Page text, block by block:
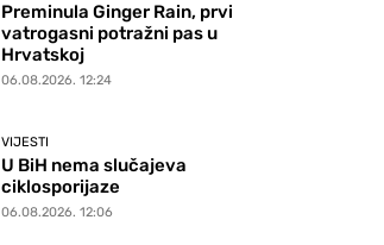
Preminula Ginger Rain, prvi
vatrogasni potražni pas u
Hrvatskoj
06.08.2026. 12:24
VIJESTI
U BiH nema slučajeva
ciklosporijaze
06.08.2026. 12:06